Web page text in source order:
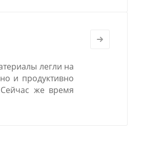
легли на
и продуктивно
же время